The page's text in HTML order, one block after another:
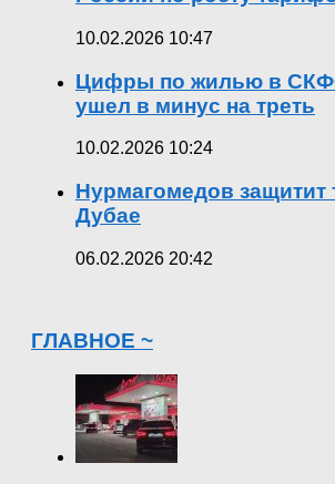
10.02.2026 10:47
Цифры по жилью в
ушел в минус на треть
10.02.2026 10:24
Нурмагомедов защитит
Дубае
06.02.2026 20:42
ГЛАВНОЕ ~